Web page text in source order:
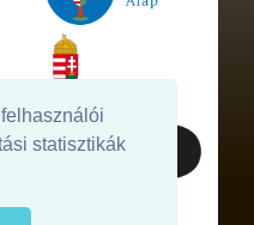
statisztikák